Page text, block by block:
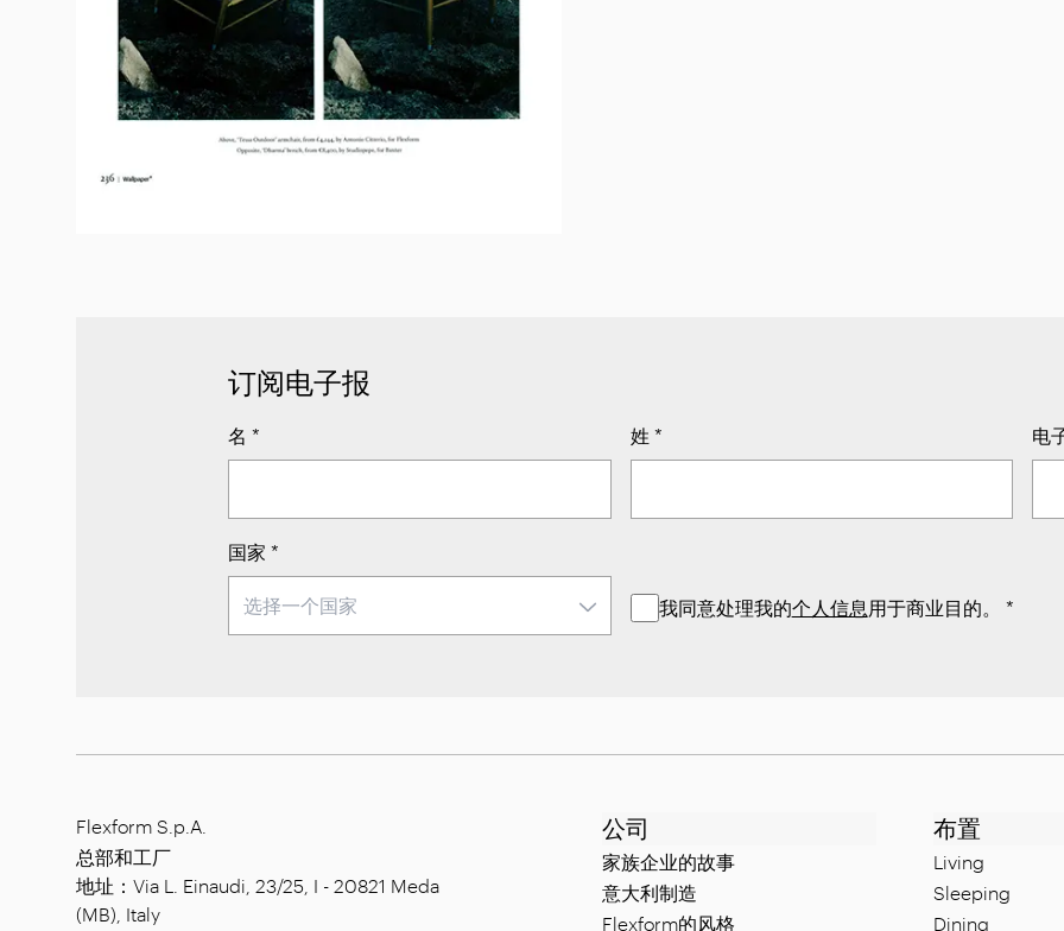
订阅电子报
名 * 姓 * 电
国家 *
我同意处理我的个人信息 用于商业目的。 *
Flexform S.p.A.
总部和工厂
地址：Via L. Einaudi, 23/25, I - 20821 Meda
(MB), Italy
公司
家族企业的故事
意大利制造
Flexform的风格
布置
Living
Sleeping
Dining